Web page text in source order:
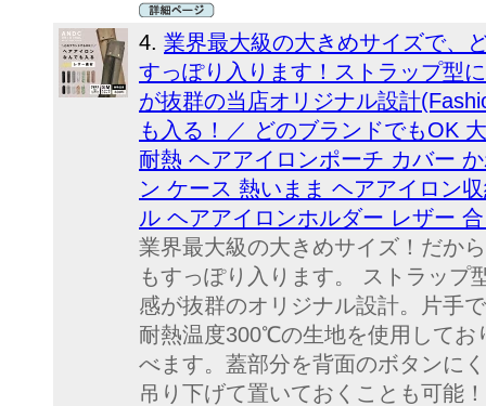
4. 業界最大級の大きめサイズで、
すっぽり入ります！ストラップ型
が抜群の当店オリジナル設計
も入る！／ どのブランドでもOK
耐熱 ヘアアイロンポーチ カバー
ン ケース 熱いまま ヘアアイロン
ル ヘアアイロンホルダー レザー
業界最大級の大きめサイズ！だか
もすっぽり入ります。 ストラップ
感が抜群のオリジナル設計。片手
耐熱温度300℃の生地を使用してお
べます。蓋部分を背面のボタンに
吊り下げて置いておくことも可能